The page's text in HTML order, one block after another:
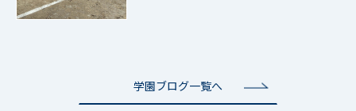
学園ブログ一覧へ